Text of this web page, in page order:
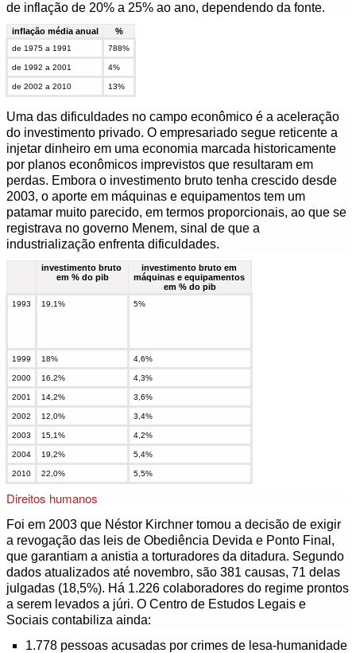
de inflação de 20% a 25% ao ano, dependendo da fonte.
inflação média anual %
de 1975 a 1991 788%
de 1992 a 2001 4%
de 2002 a 2010 13%
Uma das dificuldades no campo econômico é a aceleração
do investimento privado. O empresariado segue reticente a
injetar dinheiro em uma economia marcada historicamente
por planos econômicos imprevistos que resultaram em
perdas. Embora o investimento bruto tenha crescido desde
2003, o aporte em máquinas e equipamentos tem um
patamar muito parecido, em termos proporcionais, ao que se
registrava no governo Menem, sinal de que a
industrialização enfrenta dificuldades.
investimento bruto
em % do pib
investimento bruto em
máquinas e equipamentos
em % do pib
1993 19,1% 5%
1999 18% 4,6%
2000 16,2% 4,3%
2001 14,2% 3,6%
2002 12,0% 3,4%
2003 15,1% 4,2%
2004 19,2% 5,4%
2010 22,0% 5,5%
Direitos humanos
Foi em 2003 que Néstor Kirchner tomou a decisão de exigir
a revogação das leis de Obediência Devida e Ponto Final,
que garantiam a anistia a torturadores da ditadura. Segundo
dados atualizados até novembro, são 381 causas, 71 delas
julgadas (18,5%). Há 1.226 colaboradores do regime prontos
a serem levados a júri. O Centro de Estudos Legais e
Sociais contabiliza ainda:
1.778 pessoas acusadas por crimes de lesa-humanidade